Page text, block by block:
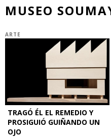
MUSEO
ARTE
TRAGÓ ÉL EL REMEDIO Y
PROSIGUIÓ GUIÑANDO UN
OJO